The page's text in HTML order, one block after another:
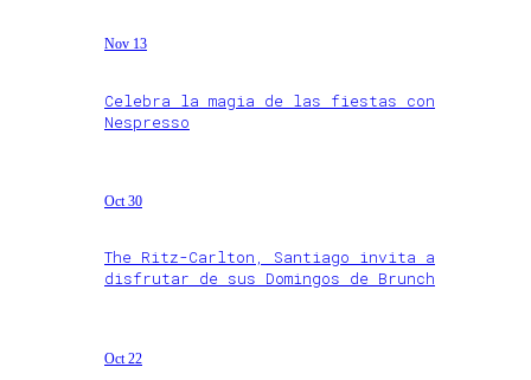
Nov 13
Celebra la magia de las fiestas con
Nespresso
Oct 30
The Ritz-Carlton, Santiago invita a
disfrutar de sus Domingos de Brunch
Oct 22